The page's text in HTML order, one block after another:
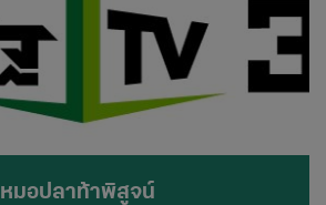
หมอปลาท้าพิสูจน์